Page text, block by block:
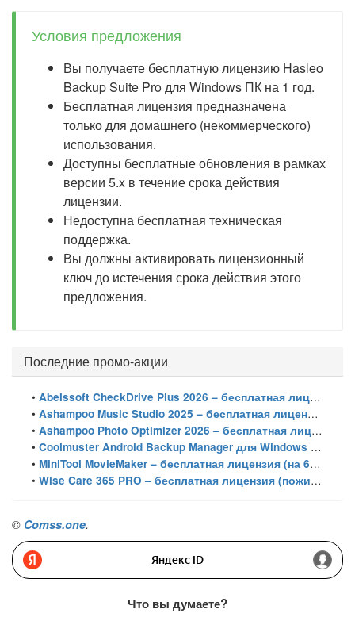
Условия предложения
Вы получаете бесплатную лицензию Hasleo
Backup Suite Pro для Windows ПК на 1 год.
Бесплатная лицензия предназначена
только для домашнего (некоммерческого)
использования.
Доступны бесплатные обновления в рамках
версии 5.x в течение срока действия
лицензии.
Недоступна бесплатная техническая
поддержка.
Вы должны активировать лицензионный
ключ до истечения срока действия этого
предложения.
Последние промо-акции
• Abelssoft CheckDrive Plus 2026 – бесплатная лицензия (пожизненная)
• Ashampoo Music Studio 2025 – бесплатная лицензия (пожизненная)
• Ashampoo Photo Optimizer 2026 – бесплатная лицензия (пожизненная)
• Coolmuster Android Backup Manager для Windows – бесплатная лицензия на 1 год
• MiniTool MovieMaker – бесплатная лицензия (на 6 месяцев)
• Wise Care 365 PRO – бесплатная лицензия (пожизненная)
© Comss.one.